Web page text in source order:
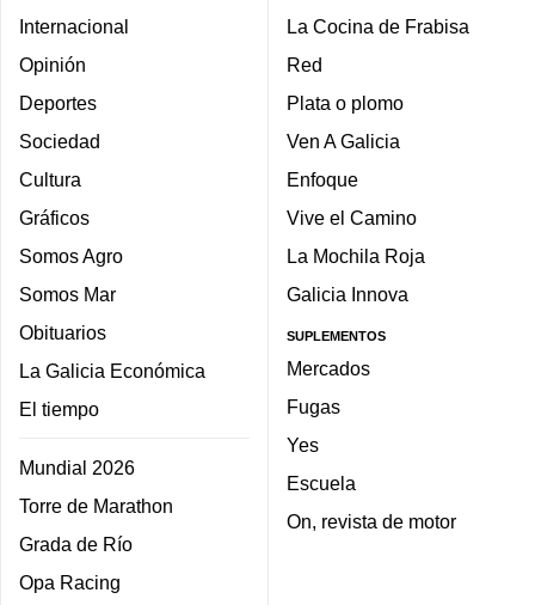
Internacional
Opinión
Deportes
Sociedad
Cultura
Gráficos
Somos Agro
Somos Mar
Obituarios
La Galicia Económica
El tiempo
Mundial 2026
Torre de Marathon
Grada de Río
Opa Racing
La Cocina de Frabisa
Red
Plata o plomo
Ven A Galicia
Enfoque
Vive el Camino
La Mochila Roja
Galicia Innova
SUPLEMENTOS
Mercados
Fugas
Yes
Escuela
On, revista de motor